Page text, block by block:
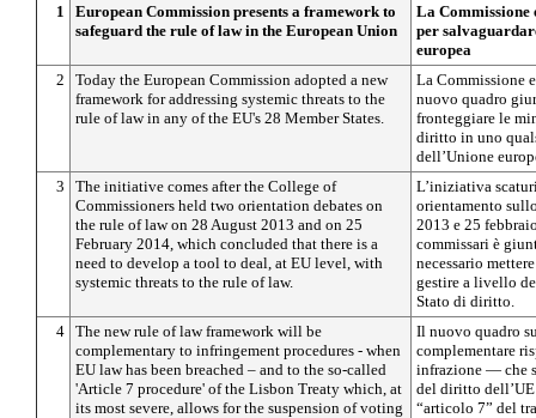
1
European Commission presents a framework to
safeguard the rule of law in the European Union
La Commissione
per
europea
2
Today the European Commission adopted a new
framework for addressing systemic threats to the
rule of law in any of the EU's 28 Member States.
La Commissione
nuovo quadro
fronteggiare le
diritto in uno
dell’Unione
3
The initiative comes after the College of
Commissioners held two orientation debates on
the rule of law on 28 August 2013 and on 25
February 2014, which concluded that there is a
need to develop a tool to deal, at EU level, with
systemic threats to the rule of law.
L’iniziativa
orientamento
2013 e 25
commissari è
necessario
gestire a livello
Stato di diritto.
4 The new rule of law framework will be
complementary to infringement procedures - when
EU law has been breached – and to the so-called
'Article 7 procedure' of the Lisbon Treaty which, at
its most severe, allows for the suspension of voting
Il nuovo quadro
complementare
infrazione — che
del diritto
“articolo 7” del